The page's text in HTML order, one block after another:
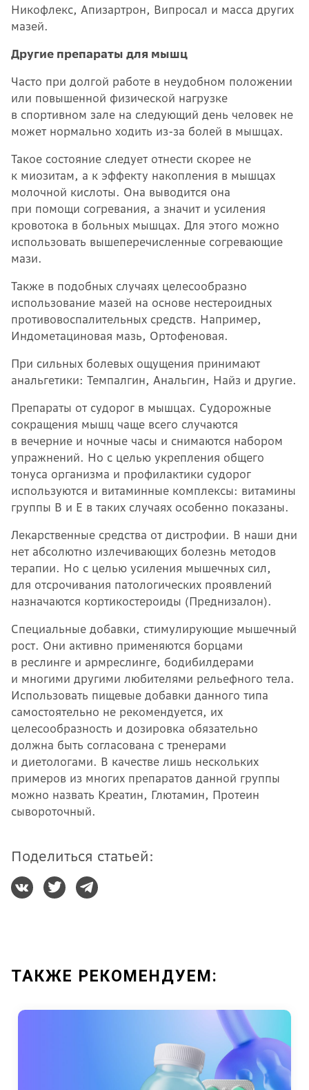
Никофлекс, Апизартрон, Випросал и масса других
мазей.
Другие препараты для мышц
Часто при долгой работе в неудобном положении
или повышенной физической нагрузке
в спортивном зале на следующий день человек не
может нормально ходить из-за болей в мышцах.
Такое состояние следует отнести скорее не
к миозитам, а к эффекту накопления в мышцах
молочной кислоты. Она выводится она
при помощи согревания, а значит и усиления
кровотока в больных мышцах. Для этого можно
использовать вышеперечисленные согревающие
мази.
Также в подобных случаях целесообразно
использование мазей на основе нестероидных
противовоспалительных средств. Например,
Индометациновая мазь, Ортофеновая.
При сильных болевых ощущения принимают
анальгетики: Темпалгин, Анальгин, Найз и другие.
Препараты от судорог в мышцах. Судорожные
сокращения мышц чаще всего случаются
в вечерние и ночные часы и снимаются набором
упражнений. Но с целью укрепления общего
тонуса организма и профилактики судорог
используются и витаминные комплексы: витамины
группы B и Е в таких случаях особенно показаны.
Лекарственные средства от дистрофии. В наши дни
нет абсолютно излечивающих болезнь методов
терапии. Но с целью усиления мышечных сил,
для отсрочивания патологических проявлений
назначаются кортикостероиды (Преднизалон).
Специальные добавки, стимулирующие мышечный
рост. Они активно применяются борцами
в реслинге и армреслинге, бодибилдерами
и многими другими любителями рельефного тела.
Использовать пищевые добавки данного типа
самостоятельно не рекомендуется, их
целесообразность и дозировка обязательно
должна быть согласована с тренерами
и диетологами. В качестве лишь нескольких
примеров из многих препаратов данной группы
можно назвать Креатин, Глютамин, Протеин
сывороточный.
Поделиться статьей:
ТАКЖЕ РЕКОМЕНДУЕМ: